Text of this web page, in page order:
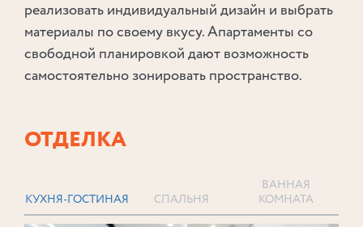
реализовать индивидуальный дизайн и выбрать
материалы по своему вкусу. Апартаменты со
свободной планировкой дают возможность
самостоятельно зонировать пространство.
ОТДЕЛКА
КУХНЯ-ГОСТИНАЯ СПАЛЬНЯ
ВАННАЯ
КОМНАТА